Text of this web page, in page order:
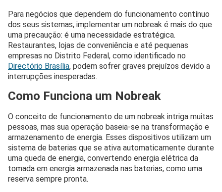
Para negócios que dependem do funcionamento contínuo
dos seus sistemas, implementar um nobreak é mais do que
uma precaução: é uma necessidade estratégica.
Restaurantes, lojas de conveniência e até pequenas
empresas no Distrito Federal, como identificado no
Directório Brasília, podem sofrer graves prejuízos devido a
interrupções inesperadas.
Como Funciona um Nobreak
O conceito de funcionamento de um nobreak intriga muitas
pessoas, mas sua operação baseia-se na transformação e
armazenamento de energia. Esses dispositivos utilizam um
sistema de baterias que se ativa automaticamente durante
uma queda de energia, convertendo energia elétrica da
tomada em energia armazenada nas baterias, como uma
reserva sempre pronta.